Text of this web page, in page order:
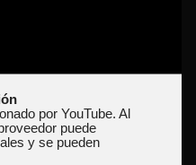
por YouTube. Al
puede
y se pueden